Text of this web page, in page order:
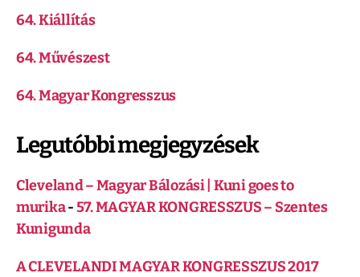
64. Kiállítás
64. Művészest
64. Magyar Kongresszus
Legutóbbi megjegyzések
Cleveland – Magyar Bálozási | Kuni goes to
murika-57. MAGYAR KONGRESSZUS – Szentes
Kunigunda
A CLEVELANDI MAGYAR KONGRESSZUS 2017